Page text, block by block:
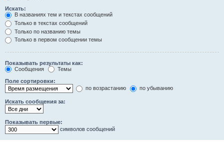
Искать:
В названиях тем и текстах сообщений
Только в текстах сообщений
Только по названию темы
Только в первом сообщении темы
Показывать результаты как:
Сообщения
Темы
Поле сортировки:
по возрастанию
по убыванию
Искать сообщения за:
Показывать первые:
символов сообщений